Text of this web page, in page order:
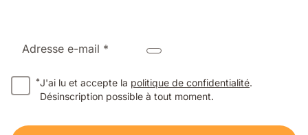
Adresse e-mail *
*J'ai lu et accepte la politique de confidentialité.
Désinscription possible à tout moment.